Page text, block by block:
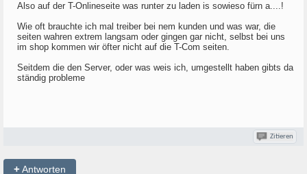
Also auf der T-Onlineseite was runter zu laden is sowieso fürn a....!
Wie oft brauchte ich mal treiber bei nem kunden und was war, die
seiten wahren extrem langsam oder gingen gar nicht, selbst bei uns
im shop kommen wir öfter nicht auf die T-Com seiten.
Seitdem die den Server, oder was weis ich, umgestellt haben gibts da
ständig probleme
Zitieren
+Antworten